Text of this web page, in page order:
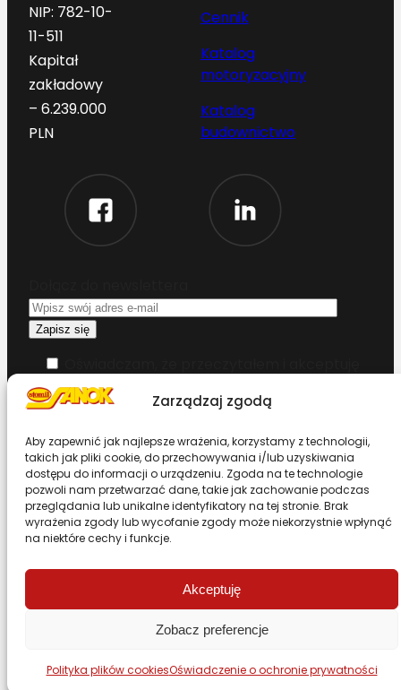
Zarządzaj zgodą
Aby zapewnić jak najlepsze wrażenia, korzystamy z technologii,
takich jak pliki cookie, do przechowywania i/lub uzyskiwania
dostępu do informacji o urządzeniu. Zgoda na te technologie
pozwoli nam przetwarzać dane, takie jak zachowanie podczas
przeglądania lub unikalne identyfikatory na tej stronie. Brak
wyrażenia zgody lub wycofanie zgody może niekorzystnie wpłynąć
na niektóre cechy i funkcje.
Akceptuję
Zobacz preferencje
Polityka plików cookiesOświadczenie o ochronie prywatności
NIP: 782-10-
11-511
Kapitał
zakładowy
– 6.239.000
PLN
Cennik
Katalog
motoryzacyjny
Katalog
budownictwo
warunki korzystania z serwisu
Design & Code by Foxstudio.eu
Przewiń stronę do góry